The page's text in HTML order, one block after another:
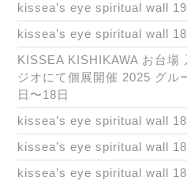
kissea’s eye spiritual wall
kissea’s eye spiritual wall
KISSEA KISHIKAWA お台場
ジオにて個展開催 2025 グ
日〜18日
kissea’s eye spiritual wall
kissea’s eye spiritual wall
kissea’s eye spiritual wall